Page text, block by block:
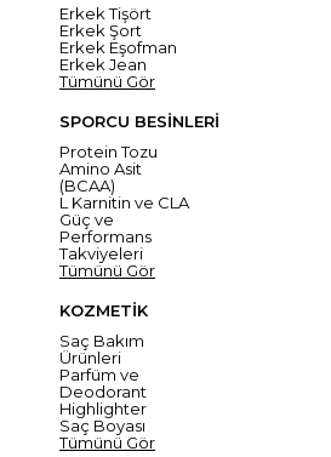
Erkek Tişört
Erkek Şort
Erkek Eşofman
Erkek Jean
Tümünü Gör
SPORCU BESİNLERİ
Protein Tozu
Amino Asit
(BCAA)
L Karnitin ve CLA
Güç ve
Performans
Takviyeleri
Tümünü Gör
KOZMETİK
Saç Bakım
Ürünleri
Parfüm ve
Deodorant
Highlighter
Saç Boyası
Tümünü Gör